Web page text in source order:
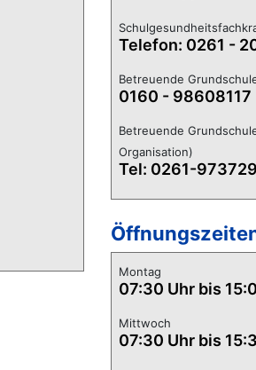
Telefon: 0261 -
Betreuende
0160 - 98608117
Betreuende
Organisation)
Tel: 0261-
Montag
07:30 Uhr bis
Mittwoch
07:30 Uhr bis